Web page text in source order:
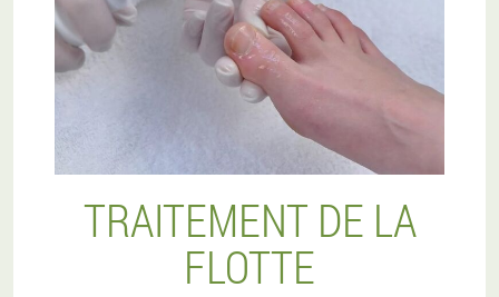
TRAITEMENT DE LA
FLOTTE